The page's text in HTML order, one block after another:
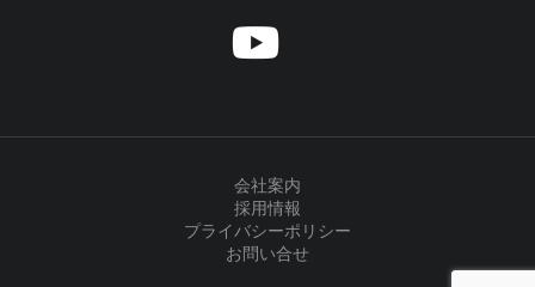
会社案内
採用情報
プライバシーポリシー
お問い合せ